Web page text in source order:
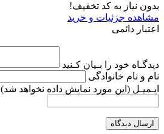
بدون نیاز به کد تخفیف!
مشاهده جزئیات و خرید
اعتبار دائمی
دیدگـاه خود را بـیان کـنید
نام و نام خانوادگی
ایـمیـل (این مورد نمایش داده نخواهد شد)
ارسال دیدگاه